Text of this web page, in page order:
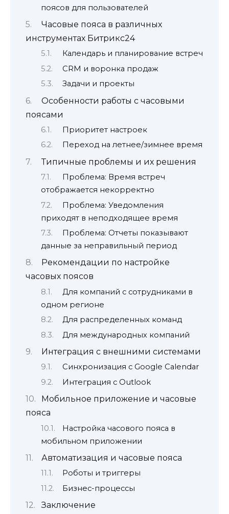
поясов для пользователей
Часовые пояса в различных
инструментах Битрикс24
Календарь и планирование встреч
CRM и воронка продаж
Задачи и проекты
Особенности работы с часовыми
поясами
Приоритет настроек
Переход на летнее/зимнее время
Типичные проблемы и их решения
Проблема: Время встреч
отображается некорректно
Проблема: Уведомления
приходят в неподходящее время
Проблема: Отчеты показывают
данные за неправильный период
Рекомендации по настройке
часовых поясов
Для компаний с сотрудниками в
одном регионе
Для распределенных команд
Для международных компаний
Интеграция с внешними системами
Синхронизация с Google Calendar
Интеграция с Outlook
Мобильное приложение и часовые
пояса
Настройка часового пояса в
мобильном приложении
Автоматизация и часовые пояса
Роботы и триггеры
Бизнес-процессы
Заключение